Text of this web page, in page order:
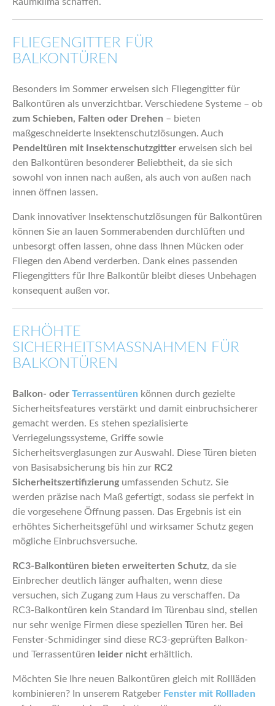
FLIEGENGITTER FÜR
BALKONTÜREN
Besonders im Sommer erweisen sich Fliegengitter für
Balkontüren als unverzichtbar. Verschiedene Systeme – ob
zum Schieben, Falten oder Drehen – bieten
maßgeschneiderte Insektenschutzlösungen. Auch
Pendeltüren mit Insektenschutzgitter erweisen sich bei
den Balkontüren besonderer Beliebtheit, da sie sich
sowohl von innen nach außen, als auch von außen nach
innen öffnen lassen.
Dank innovativer Insektenschutzlösungen für Balkontüren
können Sie an lauen Sommerabenden durchlüften und
unbesorgt offen lassen, ohne dass Ihnen Mücken oder
Fliegen den Abend verderben. Dank eines passenden
Fliegengitters für Ihre Balkontür bleibt dieses Unbehagen
konsequent außen vor.
ERHÖHTE
SICHERHEITSMASSNAHMEN FÜR B
ALKONTÜREN
Balkon- oder Terrassentüren können durch gezielte
Sicherheitsfeatures verstärkt und damit einbruchsicherer
gemacht werden. Es stehen spezialisierte
Verriegelungssysteme, Griffe sowie
Sicherheitsverglasungen zur Auswahl. Diese Türen bieten
von Basisabsicherung bis hin zur RC2
Sicherheitszertifizierung umfassenden Schutz. Sie
werden präzise nach Maß gefertigt, sodass sie perfekt in
die vorgesehene Öffnung passen. Das Ergebnis ist ein
erhöhtes Sicherheitsgefühl und wirksamer Schutz gegen
mögliche Einbruchsversuche.
RC3-Balkontüren bieten erweiterten Schutz, da sie
Einbrecher deutlich länger aufhalten, wenn diese
versuchen, sich Zugang zum Haus zu verschaffen. Da
RC3-Balkontüren kein Standard im Türenbau sind, stellen
nur sehr wenige Firmen diese speziellen Türen her. Bei
Fenster-Schmidinger sind diese RC3-geprüften Balkon-
und Terrassentüren leider nicht erhältlich.
Möchten Sie Ihre neuen Balkontüren gleich mit Rollläden
kombinieren? In unserem Ratgeber Fenster mit Rollladen